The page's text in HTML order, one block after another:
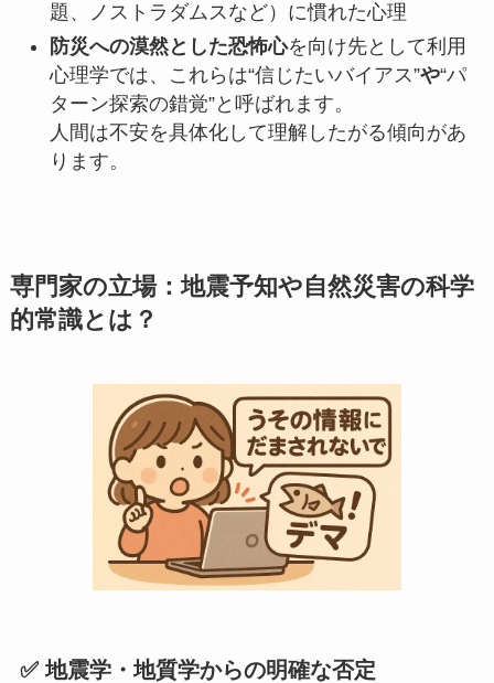
題、ノストラダムスなど）に慣れた心理
防災への漠然とした恐怖心を向け先として利用
心理学では、これらは“信じたいバイアス”や“パ
ターン探索の錯覚”と呼ばれます。
人間は不安を具体化して理解したがる傾向があ
ります。
専門家の立場：地震予知や自然災害の科学
的常識とは？
✅ 地震学・地質学からの明確な否定